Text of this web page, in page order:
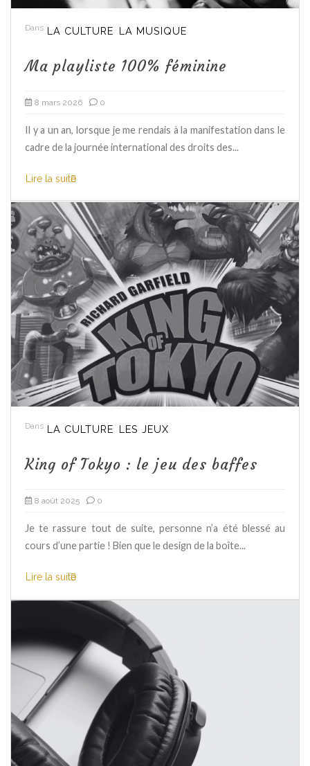
Dans LA CULTURE LA MUSIQUE
Ma playliste 100% féminine
8 mars 2026 0
Il y a un an, lorsque je me rendais à la manifestation dans le
cadre de la journée international des droits des...
Lire la suite
Dans LA CULTURE LES JEUX
King of Tokyo : le jeu des baffes
8 août 2025 0
Je te rassure tout de suite, personne n’a été blessé au
cours d’une partie ! Bien que le design de la boîte...
Lire la suite